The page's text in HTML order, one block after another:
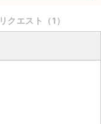
リクエスト（1）